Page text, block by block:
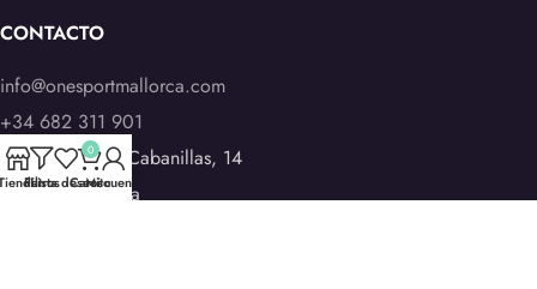
CONTACTO
info@onesportmallorca.com
+34 682 311 901
C Joan Bautista Cabanillas, 14
07460 - Pollença
Filtros
Lista deseos
0
Carrito
Mi cuenta